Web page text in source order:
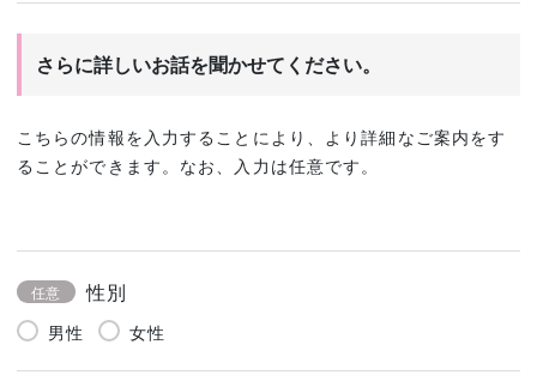
さらに詳しいお話を聞かせてください。
こちらの情報を入力することにより、より詳細なご案内をす
ることができます。なお、入力は任意です。
任意 性別
男性 女性